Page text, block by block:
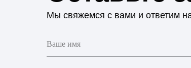
Мы свяжемся с вами и ответим